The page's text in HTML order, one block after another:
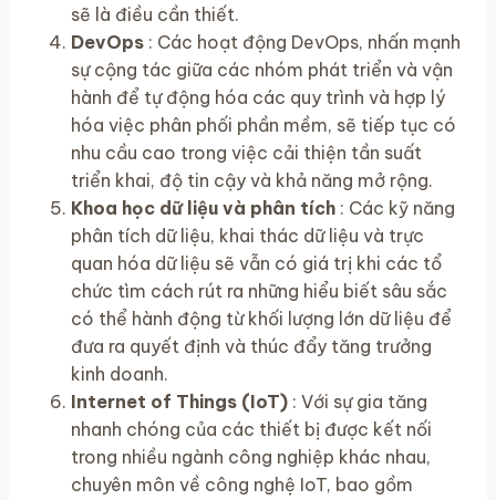
sẽ là điều cần thiết.
DevOps : Các hoạt động DevOps, nhấn mạnh
sự cộng tác giữa các nhóm phát triển và vận
hành để tự động hóa các quy trình và hợp lý
hóa việc phân phối phần mềm, sẽ tiếp tục có
nhu cầu cao trong việc cải thiện tần suất
triển khai, độ tin cậy và khả năng mở rộng.
Khoa học dữ liệu và phân tích : Các kỹ năng
phân tích dữ liệu, khai thác dữ liệu và trực
quan hóa dữ liệu sẽ vẫn có giá trị khi các tổ
chức tìm cách rút ra những hiểu biết sâu sắc
có thể hành động từ khối lượng lớn dữ liệu để
đưa ra quyết định và thúc đẩy tăng trưởng
kinh doanh.
Internet of Things (IoT) : Với sự gia tăng
nhanh chóng của các thiết bị được kết nối
trong nhiều ngành công nghiệp khác nhau,
chuyên môn về công nghệ IoT, bao gồm